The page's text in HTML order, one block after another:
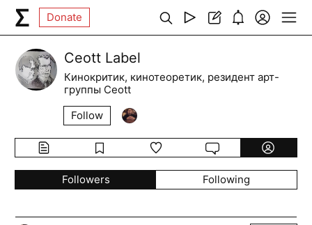
Donate
Ceott Label
Кинокритик, кинотеоретик, резидент арт-
группы Ceott
Follow
Followers Following